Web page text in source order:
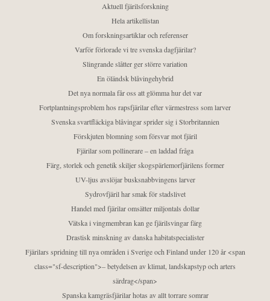
Aktuell fjärilsforskning
Hela artikellistan
Om forskningsartiklar och referenser
Varför förlorade vi tre svenska dagfjärilar?
Slingrande slåtter ger större variation
En öländsk blåvingehybrid
Det nya normala får oss att glömma hur det var
Fortplantningsproblem hos rapsfjärilar efter värmestress som larver
Svenska svartfläckiga blåvingar sprider sig i Storbritannien
Förskjuten blomning som försvar mot fjäril
Fjärilar som pollinerare – en laddad fråga
Färg, storlek och genetik skiljer skogspärlemorfjärilens former
UV-ljus avslöjar busksnabbvingens larver
Sydrovfjäril har smak för stadslivet
Handel med fjärilar omsätter miljontals dollar
Vätska i vingmembran kan ge fjärilsvingar färg
Drastisk minskning av danska habitatspecialister
Fjärilars spridning till nya områden i Sverige och Finland under 120 år <span
class="sf-description">– betydelsen av klimat, landskapstyp och arters
särdrag</span>
Spanska kamgräsfjärilar hotas av allt torrare somrar